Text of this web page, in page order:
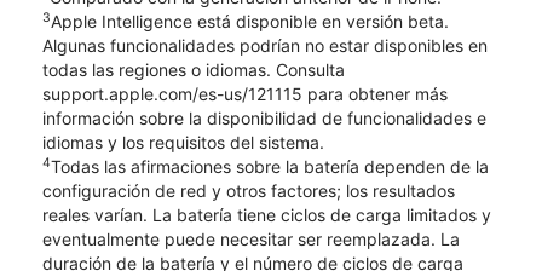
3Apple Intelligence está disponible en versión beta.
Algunas funcionalidades podrían no estar disponibles en
todas las regiones o idiomas. Consulta
support.apple.com/es-us/121115 para obtener más
información sobre la disponibilidad de funcionalidades e
idiomas y los requisitos del sistema.
4Todas las afirmaciones sobre la batería dependen de la
configuración de red y otros factores; los resultados
reales varían. La batería tiene ciclos de carga limitados y
eventualmente puede necesitar ser reemplazada. La
duración de la batería y el número de ciclos de carga